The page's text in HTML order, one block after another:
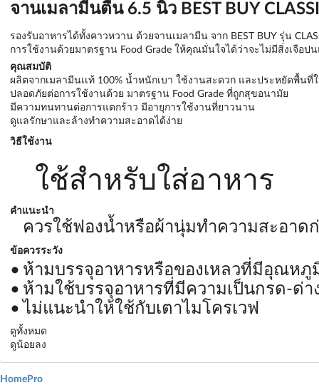
จานเมลามีนตื้น 6.5 นิ้ว BEST BUY
รองรับอาหารได้ทั้งคาวหวาน ด้วยจานเมลามีน จาก BEST BUY รุ่น
การใช้งานด้วยมาตรฐาน Food Grade ให้คุณมั่นใจได้ว่าจะไม่มีสิ่งเจือป
คุณสมบัติ
ผลิตจากเมลามีนเเท้ 100% น้ำหนักเบา ใช้งานสะดวก และประหยัดพื้นที่
ปลอดภัยต่อการใช้งานด้วย มาตรฐาน Food Grade ที่ถูกสุขอนามัย
มีความทนทานต่อการแตกร้าว มีอายุการใช้งานที่ยาวนาน
ดูแลรักษาและล้างทำความสะอาดได้ง่าย
วิธีใช้งาน
ใช้สำหรับใส่อาหาร
คำแนะนำ
ควรใช้ฟองน้ำหรือผ้านุ่มทำความสะอาด
ข้อควรระวัง
ห้ามบรรจุอาหารหรือของเหลวที่มีอุณหภู
ห้ามใช้บรรจุอาหารที่มีความเป็นกรด-ด่า
ไม่แนะนำให้ใช้กับเตาไมโครเวฟ
ดูทั้งหมด
ดูน้อยลง
HomePro